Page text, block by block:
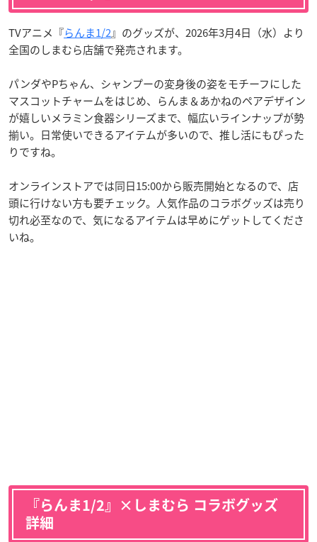
TVアニメ『らんま1/2』のグッズが、2026年3月4日（水）より
全国のしまむら店舗で発売されます。
パンダやPちゃん、シャンプーの変身後の姿をモチーフにした
マスコットチャームをはじめ、らんま＆あかねのペアデザイン
が嬉しいメラミン食器シリーズまで、幅広いラインナップが勢
揃い。日常使いできるアイテムが多いので、推し活にもぴった
りですね。
オンラインストアでは同日15:00から販売開始となるので、店
頭に行けない方も要チェック。人気作品のコラボグッズは売り
切れ必至なので、気になるアイテムは早めにゲットしてくださ
いね。
『らんま1/2』×しまむら コラボグッズ
詳細